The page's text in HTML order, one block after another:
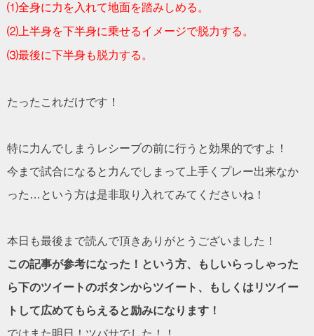
⑴全身に力を入れて地面を踏みしめる。
⑵上半身を下半身に乗せるイメージで脱力する。
⑶最後に下半身も脱力する。
たったこれだけです！
特に力んでしまうレシーブの前に行うと効果的ですよ！
今まで試合になると力んでしまって上手くプレー出来なか
った…という方は是非取り入れてみてくださいね！
本日も最後まで読んで頂きありがとうございました！
この記事が参考になった！という方、もしいらっしゃった
ら下のツイートのボタンからツイート、もしくはリツイー
トして広めてもらえると励みになります！